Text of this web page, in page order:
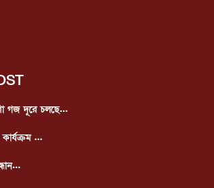
গজ দূরে চলছে...
কার্যক্রম ...